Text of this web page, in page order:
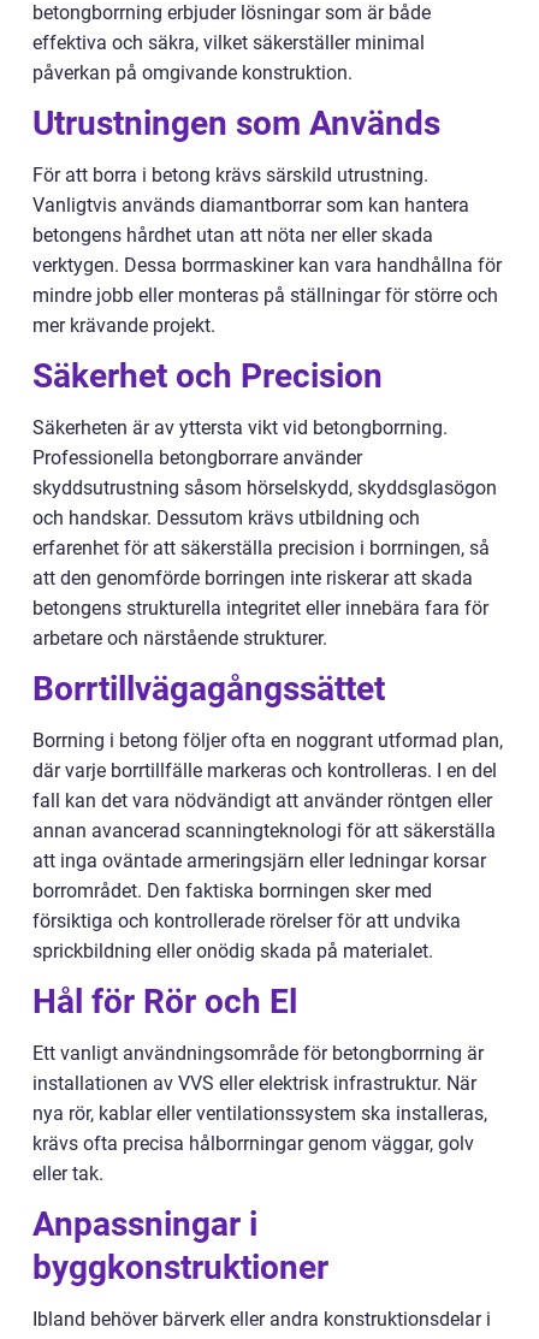
betongborrning erbjuder lösningar som är både
effektiva och säkra, vilket säkerställer minimal
påverkan på omgivande konstruktion.
Utrustningen som Används
För att borra i betong krävs särskild utrustning.
Vanligtvis används diamantborrar som kan hantera
betongens hårdhet utan att nöta ner eller skada
verktygen. Dessa borrmaskiner kan vara handhållna för
mindre jobb eller monteras på ställningar för större och
mer krävande projekt.
Säkerhet och Precision
Säkerheten är av yttersta vikt vid betongborrning.
Professionella betongborrare använder
skyddsutrustning såsom hörselskydd, skyddsglasögon
och handskar. Dessutom krävs utbildning och
erfarenhet för att säkerställa precision i borrningen, så
att den genomförde borringen inte riskerar att skada
betongens strukturella integritet eller innebära fara för
arbetare och närstående strukturer.
Borrtillvägagångssättet
Borrning i betong följer ofta en noggrant utformad plan,
där varje borrtillfälle markeras och kontrolleras. I en del
fall kan det vara nödvändigt att använder röntgen eller
annan avancerad scanningteknologi för att säkerställa
att inga oväntade armeringsjärn eller ledningar korsar
borrområdet. Den faktiska borrningen sker med
försiktiga och kontrollerade rörelser för att undvika
sprickbildning eller onödig skada på materialet.
Hål för Rör och El
Ett vanligt användningsområde för betongborrning är
installationen av VVS eller elektrisk infrastruktur. När
nya rör, kablar eller ventilationssystem ska installeras,
krävs ofta precisa hålborrningar genom väggar, golv
eller tak.
Anpassningar i
byggkonstruktioner
Ibland behöver bärverk eller andra konstruktionsdelar i